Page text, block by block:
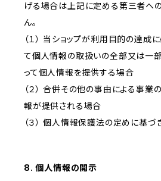
げる場合は上記に定める第三者へ
ん。
（１） 当ショップが利用目的の達成
て個人情報の取扱いの全部又は一
って個人情報を提供する場合
（２） 合併その他の事由による事業
報が提供される場合
（３） 個人情報保護法の定めに基
8. 個人情報の開示